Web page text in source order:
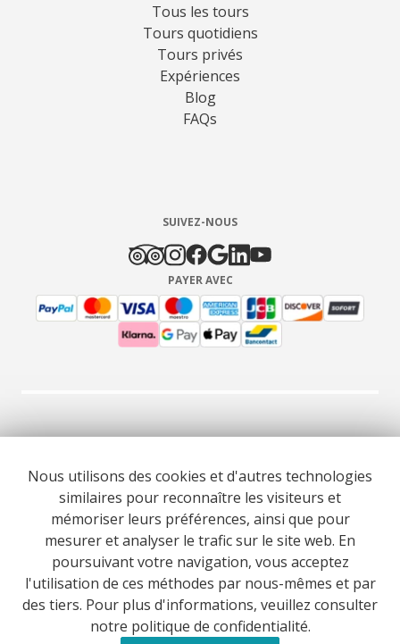
Tous les tours
Tours quotidiens
Tours privés
Expériences
Blog
FAQs
SUIVEZ-NOUS
PAYER AVEC
RNAAT 309/2015RNAVT 7055
Website co-funded by European Union’s COSME - SMP
programme executed under project ST3ER - ref. 101121592
Nous utilisons des cookies et d'autres technologies
similaires pour reconnaître les visiteurs et
mémoriser leurs préférences, ainsi que pour
mesurer et analyser le trafic sur le site web. En
poursuivant votre navigation, vous acceptez
l'utilisation de ces méthodes par nous-mêmes et par
des tiers. Pour plus d'informations, veuillez consulter
notre politique de confidentialité.